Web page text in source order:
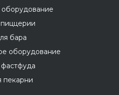
оборудование
бара
оборудование
пекарни